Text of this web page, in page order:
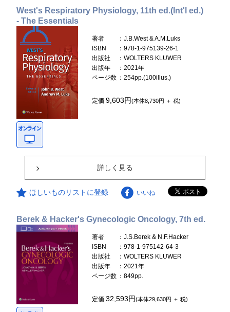
West's Respiratory Physiology, 11th ed.(Int'l ed.)
- The Essentials
著者
：J.B.West & A.M.Luks
ISBN
：978-1-975139-26-1
出版社
：WOLTERS KLUWER
出版年
：2021年
ページ数 ：254pp.(100illus.)
定価9,603円(本体8,730円 ＋ 税)
詳しく見る
ほしいものリストに登録 いいね
Berek & Hacker's Gynecologic Oncology, 7th ed.
著者
：J.S.Berek & N.F.Hacker
ISBN
：978-1-975142-64-3
出版社
：WOLTERS KLUWER
出版年
：2021年
ページ数 ：849pp.
定価32,593円(本体29,630円 ＋ 税)